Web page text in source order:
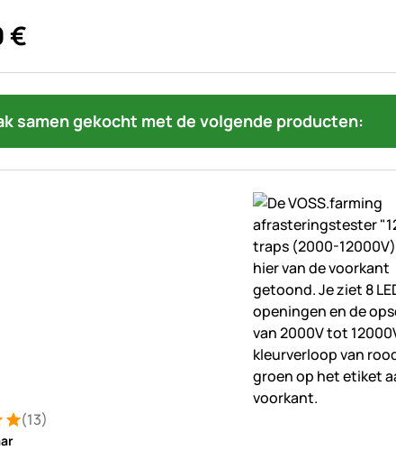
€
samen gekocht met de volgende producten:
5 van 5 (13 beoordelingen)
(13)